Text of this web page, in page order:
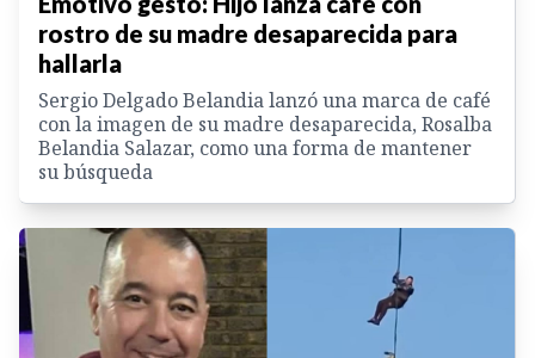
rostro de su madre desaparecida para
hallarla
Sergio Delgado Belandia lanzó una marca de café
con la imagen de su madre desaparecida, Rosalba
Belandia Salazar, como una forma de mantener
su búsqueda